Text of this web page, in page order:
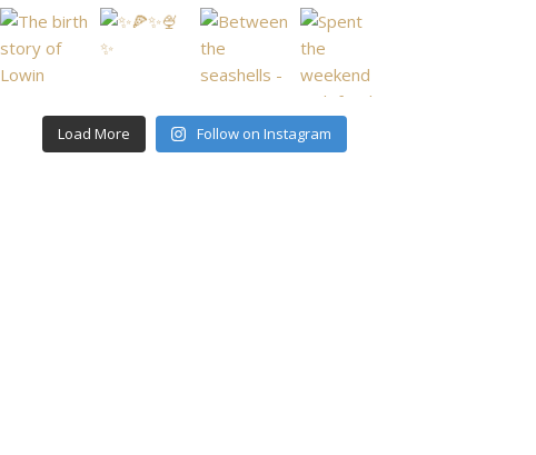
Load More Follow on Instagram